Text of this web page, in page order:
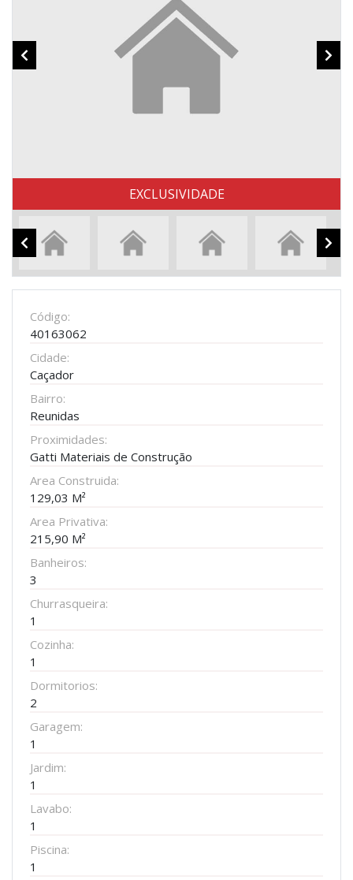
EXCLUSIVIDADE
Código:
40163062
Cidade:
Caçador
Bairro:
Reunidas
Proximidades:
Gatti Materiais de Construção
Area Construida:
129,03 M²
Area Privativa:
215,90 M²
Banheiros:
3
Churrasqueira:
1
Cozinha:
1
Dormitorios:
2
Garagem:
1
Jardim:
1
Lavabo:
1
Piscina:
1